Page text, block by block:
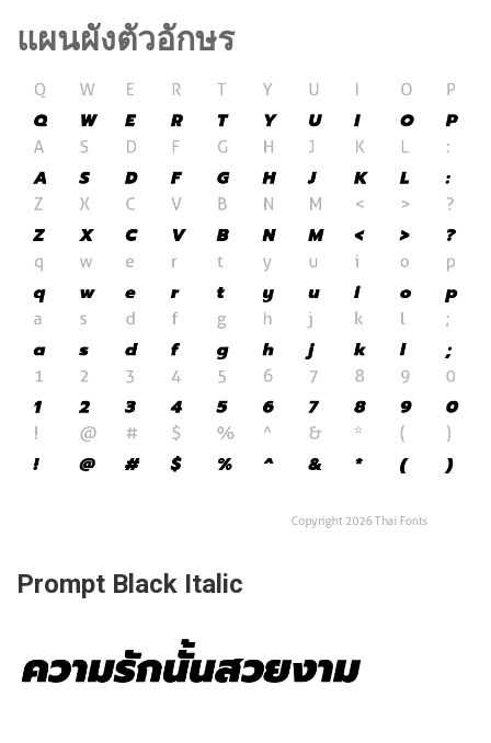
แผนผังตัวอักษร
Prompt Black Italic